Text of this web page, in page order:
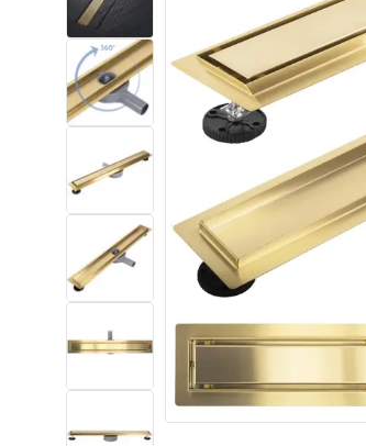
Sprchové žľaby
Sanitárna keramika
Umývadlá
Vaňa so zástenou
Sprchy
Kuchyňa